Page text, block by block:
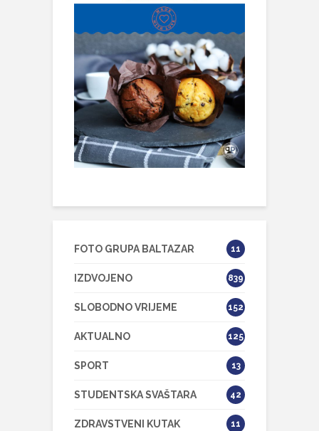
FOTO GRUPA BALTAZAR 11
IZDVOJENO 839
SLOBODNO VRIJEME 152
AKTUALNO 125
SPORT 13
STUDENTSKA SVAŠTARA 42
ZDRAVSTVENI KUTAK 11